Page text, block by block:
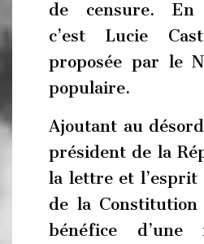
de censure. En
c’est Lucie
proposée par le
populaire.
Ajoutant au
président de la
la lettre et l’esprit
de la Constitution
bénéfice d’une